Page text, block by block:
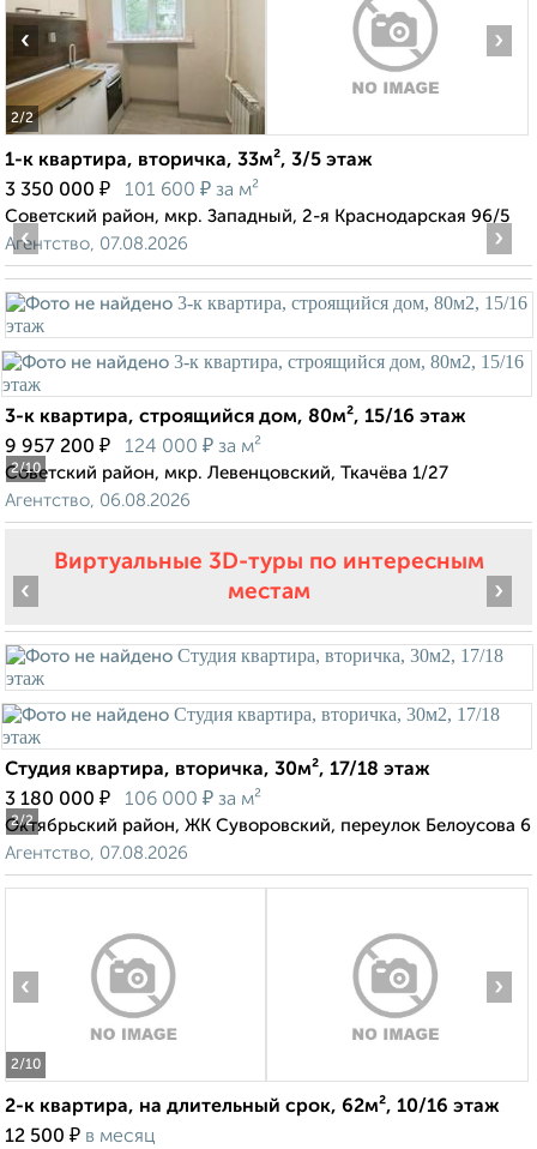
2/2
‹ ›
1-к квартира, вторичка, 33м², 3/5 этаж
3 350 000 ₽ 101 600 ₽ за м²
Советский район, мкр. Западный, 2-я Краснодарская 96/5
Агентство, 07.08.2026
2/10
‹ ›
3-к квартира, строящийся дом, 80м², 15/16 этаж
9 957 200 ₽ 124 000 ₽ за м²
Советский район, мкр. Левенцовский, Ткачёва 1/27
Агентство, 06.08.2026
Виртуальные 3D-туры по интересным
местам
2/2
‹ ›
Студия квартира, вторичка, 30м², 17/18 этаж
3 180 000 ₽ 106 000 ₽ за м²
Октябрьский район, ЖК Суворовский, переулок Белоусова 6
Агентство, 07.08.2026
2/10
‹ ›
2-к квартира, на длительный срок, 62м², 10/16 этаж
12 500 ₽ в месяц